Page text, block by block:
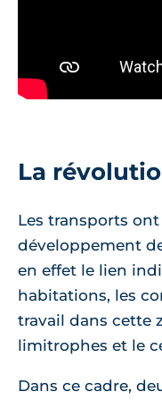
La
Les transports
développement
en effet le lien
habitations, les
travail dans cette
limitrophes et le
Dans ce cadre,